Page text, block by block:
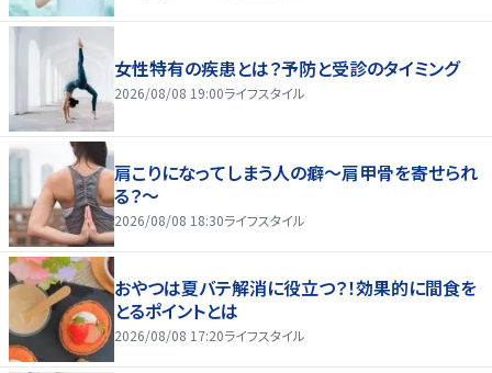
女性特有の疾患とは？予防と受診のタイミング
2026/08/08 19:00ライフスタイル
肩こりになってしまう人の癖～肩甲骨を寄せられ
る？～
2026/08/08 18:30ライフスタイル
おやつは夏バテ解消に役立つ？！効果的に間食を
とるポイントとは
2026/08/08 17:20ライフスタイル